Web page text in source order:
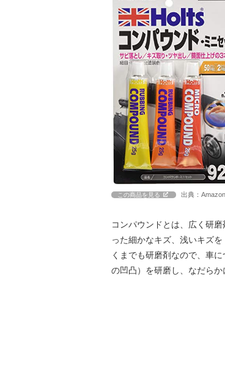
この商品を見る 出典：Amazon
コンパウンドとは、広く研
った細かなキズ、浅いキズ
くまでも研磨剤なので、車
の凹凸）を研磨し、なだらか